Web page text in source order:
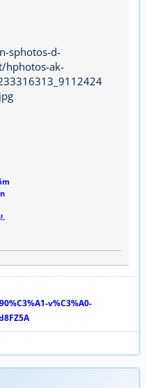
v%C3%A0-